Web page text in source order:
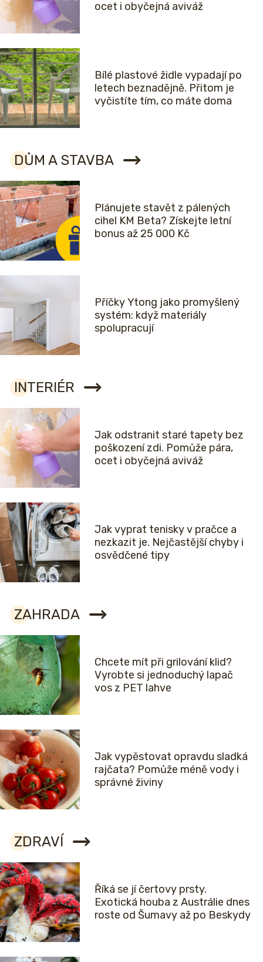
ocet i obyčejná aviváž
Bílé plastové židle vypadají po
letech beznadějně. Přitom je
vyčistíte tím, co máte doma
DŮM A STAVBA
Plánujete stavět z pálených
cihel KM Beta? Získejte letní
bonus až 25 000 Kč
Příčky Ytong jako promyšlený
systém: když materiály
spolupracují
INTERIÉR
Jak odstranit staré tapety bez
poškození zdi. Pomůže pára,
ocet i obyčejná aviváž
Jak vyprat tenisky v pračce a
nezkazit je. Nejčastější chyby i
osvědčené tipy
ZAHRADA
Chcete mít při grilování klid?
Vyrobte si jednoduchý lapač
vos z PET lahve
Jak vypěstovat opravdu sladká
rajčata? Pomůže méně vody i
správné živiny
ZDRAVÍ
Říká se jí čertovy prsty.
Exotická houba z Austrálie dnes
roste od Šumavy až po Beskydy